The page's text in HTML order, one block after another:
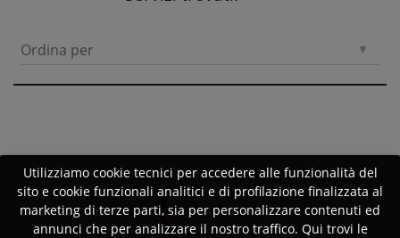
Ordina per
Utilizziamo cookie tecnici per accedere alle funzionalità del
sito e cookie funzionali analitici e di profilazione finalizzata al
marketing di terze parti, sia per personalizzare contenuti ed
annunci che per analizzare il nostro traffico. Qui trovi le